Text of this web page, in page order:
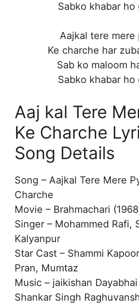
Sabko khabar ho
Aajkal tere mere
Ke charche har
Sab ko maloom
Sabko khabar ho
Aaj kal Tere
Ke Charche
Song Details
Song – Aajkal Tere Mere
Charche
Movie – Brahmachari
Singer – Mohammed Rafi,
Kalyanpur
Star Cast – Shammi
Pran, Mumtaz
Music – jaikishan
Shankar Singh